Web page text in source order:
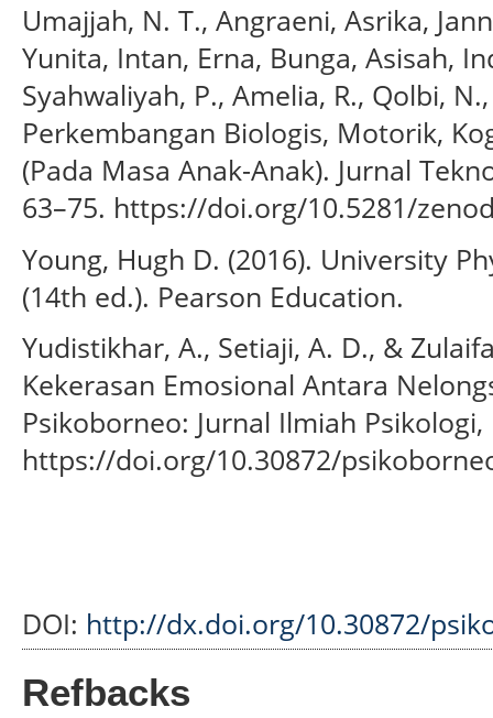
Umajjah, N. T., Angraeni, Asrika,
Yunita, Intan, Erna, Bunga, Asisah,
Syahwaliyah, P., Amelia, R., Qolbi,
Perkembangan Biologis, Motorik,
(Pada Masa Anak-Anak). Jurnal
63–75. https://doi.org/10.5281/
Young, Hugh D. (2016). University
(14th ed.). Pearson Education.
Yudistikhar, A., Setiaji, A. D., &
Kekerasan Emosional Antara
Psikoborneo: Jurnal Ilmiah Psikologi,
https://doi.org/10.30872/
DOI: http://dx.doi.org/10.30872/
Refbacks